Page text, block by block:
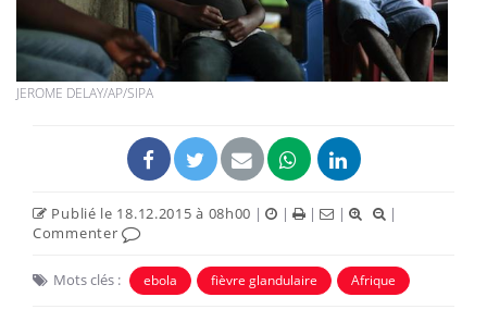
JEROME DELAY/AP/SIPA
Publié le 18.12.2015 à 08h00 | | | |
|
Commenter
Mots clés : ebola fièvre glandulaire Afrique